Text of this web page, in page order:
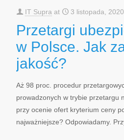
IT Supra at 3 listopada, 2020
Przetargi
w Polsce. Jak
jakość?
Aż 98 proc. procedur
prowadzonych w trybie przetargu
przy ocenie ofert kryterium ceny
najważniejsze? Odpowiadamy.